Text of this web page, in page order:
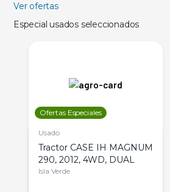
Ver ofertas
Especial usados seleccionados
Ofertas Especiales
Usado
Tractor CASE IH MAGNUM
290, 2012, 4WD, DUAL
Isla Verde